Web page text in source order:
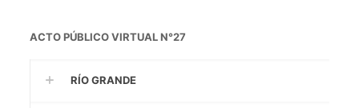
ACTO PÚBLICO VIRTUAL N°27
RÍO GRANDE